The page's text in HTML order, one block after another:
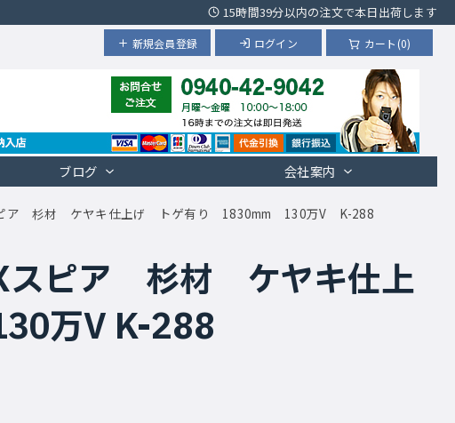
15時間39分以内の注文で本日出荷します
カート(0)
ログイン
新規会員登録
ブログ 会社案内
ピア 杉材 ケヤキ仕上げ トゲ有り 1830mm 130万V K-288
スピア 杉材 ケヤキ仕上
万V K-288